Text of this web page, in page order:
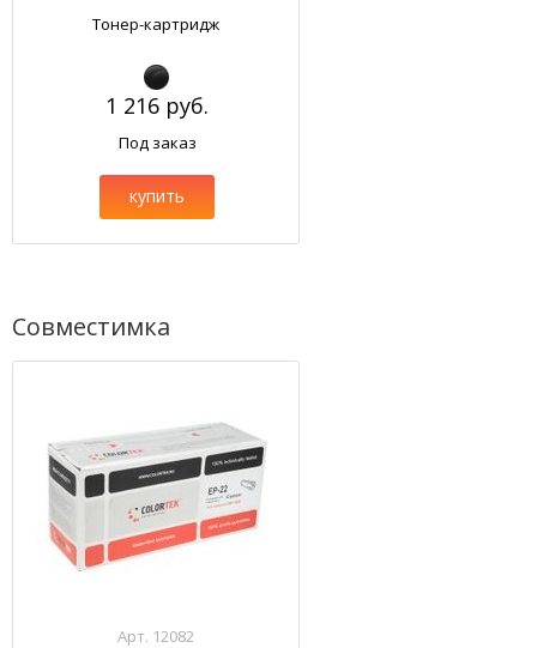
Тонер-картридж
1 216 руб.
Под заказ
купить
Совместимка
Арт. 12082